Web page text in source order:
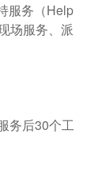
服务（Help
场服务、派
务后30个工